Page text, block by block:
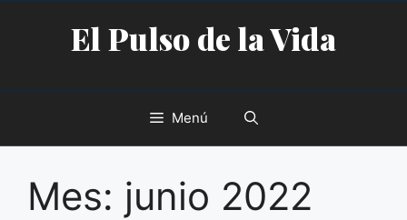
contenidoEl Pulso de la Vida
Menú
Mes: junio 2022